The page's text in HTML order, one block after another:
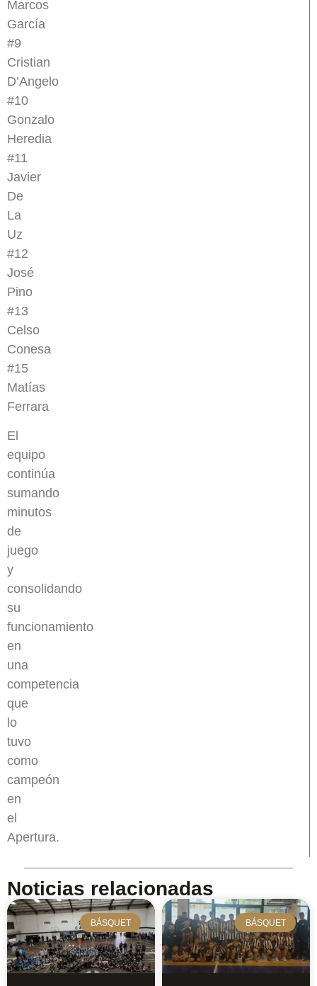
Marcos
García
#9
Cristian
D’Angelo
#10
Gonzalo
Heredia
#11
Javier
De
La
Uz
#12
José
Pino
#13
Celso
Conesa
#15
Matías
Ferrara
El
equipo
continúa
sumando
minutos
de
juego
y
consolidando
su
funcionamiento
en
una
competencia
que
lo
tuvo
como
campeón
en
el
Apertura.
Noticias relacionadas
BÁSQUET BÁSQUET